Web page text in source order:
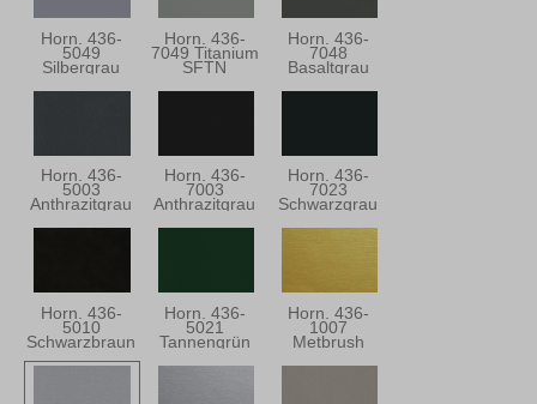
Horn. 436-
5049
Silbergrau
Horn. 436-
7049 Titanium
SFTN
Horn. 436-
7048
Basaltgrau
Horn. 436-
5003
Anthrazitgrau
Horn. 436-
7003
Anthrazitgrau
Horn. 436-
7023
Schwarzgrau
Horn. 436-
5010
Schwarzbraun
Horn. 436-
5021
Tannengrün
Horn. 436-
1007
Metbrush